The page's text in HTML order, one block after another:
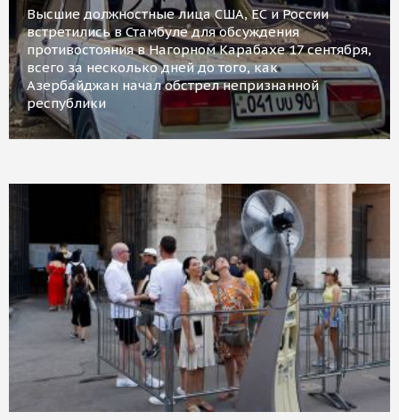
Высшие должностные лица США, ЕС и России
встретились в Стамбуле для обсуждения
противостояния в Нагорном Карабахе 17 сентября,
всего за несколько дней до того, как
Азербайджан начал обстрел непризнанной
республики